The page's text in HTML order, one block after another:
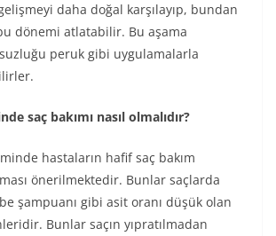
daha doğal karşılayıp, bundan
dönemi atlatabilir. Bu aşama
peruk gibi uygulamalarla
saç bakımı nasıl olmalıdır?
hastaların hafif saç bakım
önerilmektedir. Bunlar saçlarda
şampuanı gibi asit oranı düşük olan
Bunlar saçın yıpratılmadan